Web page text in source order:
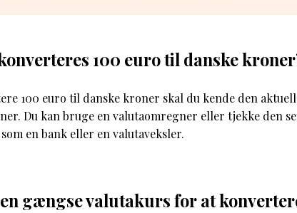
100 euro til danske
100 euro til danske kroner skal du kende den
Du kan bruge en valutaomregner eller tjekke den
en bank eller en valutaveksler.
gængse valutakurs for at